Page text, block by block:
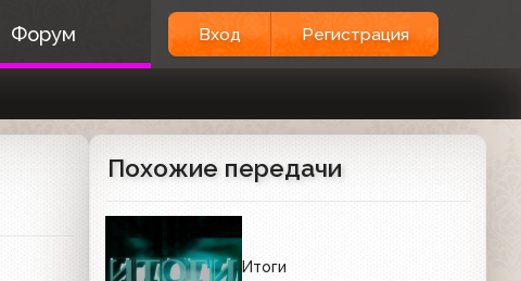
Форум Вход Регистрация
Похожие передачи
Итоги